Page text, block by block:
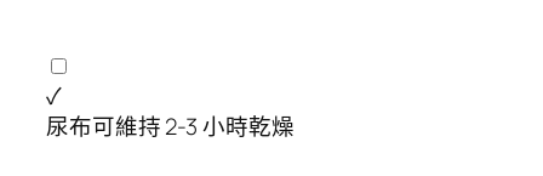
✓
尿布可維持 2-3 小時乾燥